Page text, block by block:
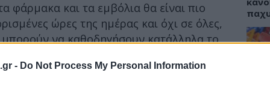
- Do Not Process My Personal Information
φάρμακα και τα εμβόλια θα είναι πιο
ώρες της ημέρας και όχι σε όλες,
να καθοδηγήσουν κατάλληλα το
και να αξιοποιεί καλύτερα το